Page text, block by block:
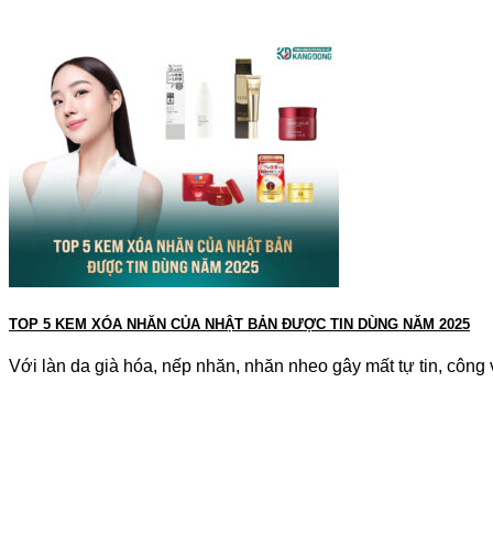
TOP 5 KEM XÓA NHĂN CỦA NHẬT BẢN ĐƯỢC TIN DÙNG NĂM 2025
Với làn da già hóa, nếp nhăn, nhăn nheo gây mất tự tin, công